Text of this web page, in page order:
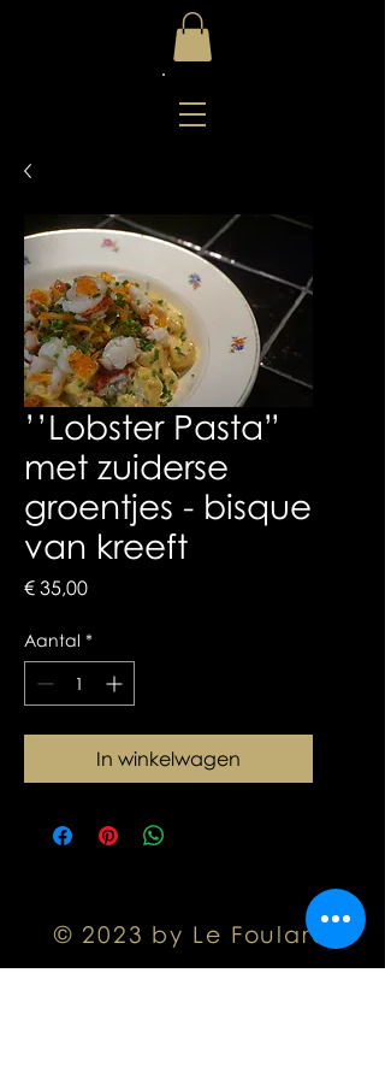
’’Lobster Pasta”
met zuiderse
groentjes - bisque
van kreeft
€ 35,00Prijs
Aantal *
In winkelwagen
© 2023 by Le Foulard